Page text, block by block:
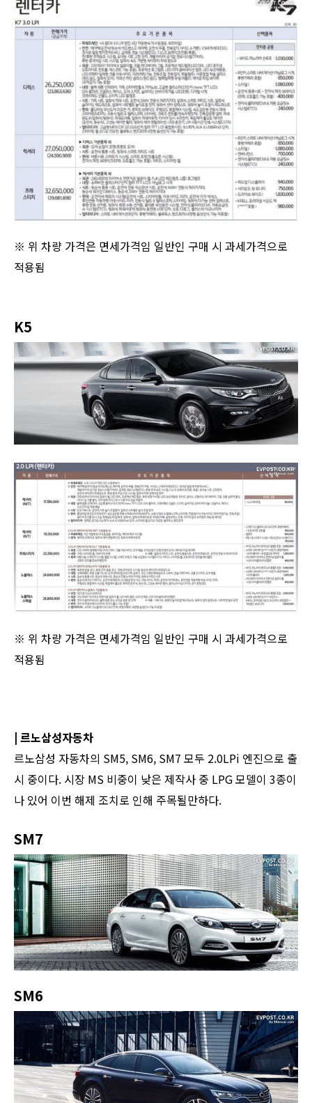
※ 위 차량 가격은 면세가격임 일반인 구매 시 과세가격으로
적용됨
K5
※ 위 차량 가격은 면세가격임 일반인 구매 시 과세가격으로
적용됨
| 르노삼성자동차
르노삼성 자동차의 SM5, SM6, SM7 모두 2.0LPi 엔진으로 출
시 중이다. 시장 MS 비중이 낮은 제작사 중 LPG 모델이 3종이
나 있어 이번 해제 조치로 인해 주목될만하다.
SM7
SM6